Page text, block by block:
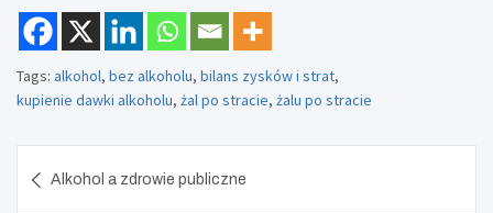
Tags: alkohol, bez alkoholu, bilans zysków i strat,
kupienie dawki alkoholu, żal po stracie, żalu po stracie
wpisu
Alkohol a zdrowie publiczne